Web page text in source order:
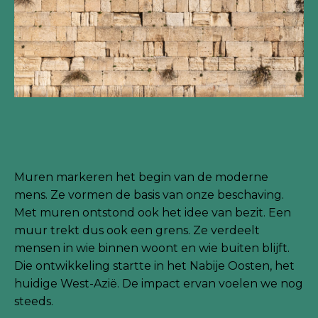
Muren markeren het begin van de moderne
mens. Ze vormen de basis van onze beschaving.
Met muren ontstond ook het idee van bezit. Een
muur trekt dus ook een grens. Ze verdeelt
mensen in wie binnen woont en wie buiten blijft.
Die ontwikkeling startte in het Nabije Oosten, het
huidige West-Azië. De impact ervan voelen we nog
steeds.